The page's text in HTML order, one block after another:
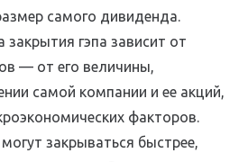
самого дивиденда.
закрытия гэпа зависит от
— от его величины,
самой компании и ее акций,
факторов.
закрываться быстрее,